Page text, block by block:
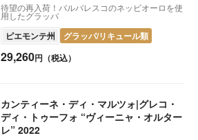
待望の再入荷！バルバレスコのネッビオーロを使
用したグラッパ
ピエモンテ州 グラッパ/リキュール類
29,260円（税込）
カンティーネ・ディ・マルツォ|グレコ・
ディ・トゥーフォ “ヴィーニャ・オルター
レ” 2022